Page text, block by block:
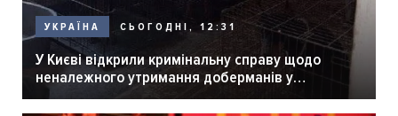
УКРАЇНА СЬОГОДНІ, 12:31
У Києві відкрили кримінальну справу щодо
неналежного утримання доберманів у
розпліднику